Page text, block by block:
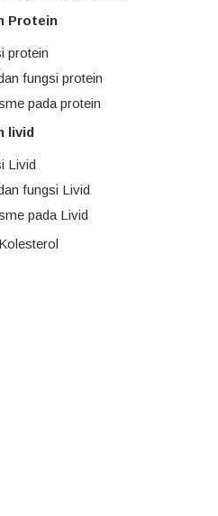
Protein
protein
fungsi protein
pada protein
livid
Livid
fungsi Livid
pada Livid